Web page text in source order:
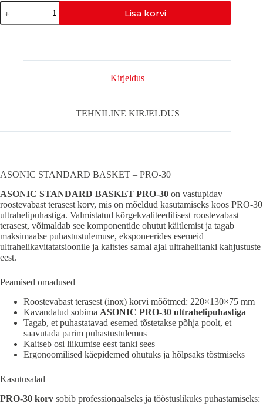
ASONIC
TRAATKORV-
PRO-
Lisa korvi
Kirjeldus
TEHNILINE KIRJELDUS
ASONIC STANDARD BASKET – PRO-30
ASONIC STANDARD BASKET PRO-30 on vastupidav
roostevabast terasest korv, mis on mõeldud kasutamiseks koos PRO-30
ultrahelipuhastiga. Valmistatud kõrgekvaliteedilisest roostevabast
terasest, võimaldab see komponentide ohutut käitlemist ja tagab
maksimaalse puhastustulemuse, eksponeerides esemeid
ultrahelikavitatatsioonile ja kaitstes samal ajal ultrahelitanki kahjustuste
eest.
Peamised omadused
Roostevabast terasest (inox) korvi mõõtmed: 220×130×75 mm
Kavandatud sobima ASONIC PRO-30 ultrahelipuhastiga
Tagab, et puhastatavad esemed tõstetakse põhja poolt, et
saavutada parim puhastustulemus
Kaitseb osi liikumise eest tanki sees
Ergonoomilised käepidemed ohutuks ja hõlpsaks tõstmiseks
Kasutusalad
PRO-30 korv sobib professionaalseks ja tööstuslikuks puhastamiseks: